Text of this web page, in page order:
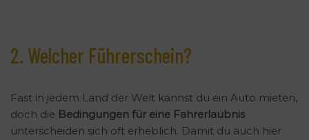
2. Welcher Führerschein?
Fast in jedem Land der Welt kannst du ein Auto mieten,
doch die Bedingungen für eine Fahrerlaubnis
unterscheiden sich oft erheblich. Damit du auch hier